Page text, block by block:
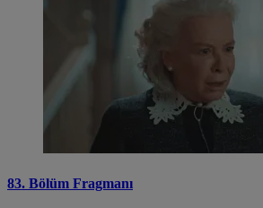
83. Bölüm Fragmanı